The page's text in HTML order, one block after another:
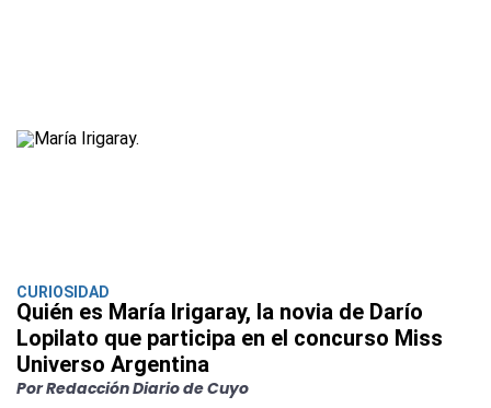
CURIOSIDAD
Quién es María Irigaray, la novia de Darío
Lopilato que participa en el concurso Miss
Universo Argentina
Por Redacción Diario de Cuyo